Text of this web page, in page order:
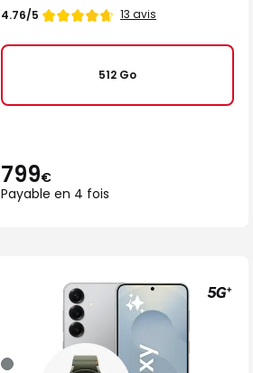
Note
4.76/5 13 avis
512 Go
799€
Payable en 4 fois